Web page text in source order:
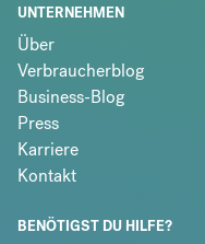
UNTERNEHMEN
Über
Verbraucherblog
Business-Blog
Press
Karriere
Kontakt
BENÖTIGST DU HILFE?